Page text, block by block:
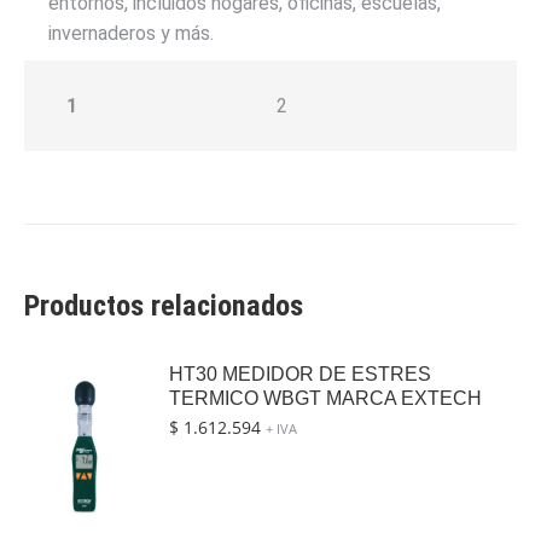
invernaderos y más.
1 2
Productos relacionados
HT30 MEDIDOR DE ESTRES
TERMICO WBGT MARCA EXTECH
$ 1.612.594 + IVA